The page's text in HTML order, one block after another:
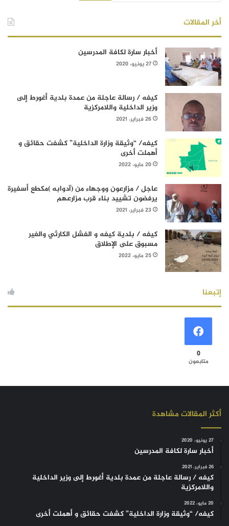
أخر المقالات
أخبار سارة لكافة المدرسين
27 يونيو، 2020
كيفه / رسالة عاجلة من عمدة بلدية أغورط إلى
وزير الداخلية واللامركزية
26 فبراير، 2021
كيفه/ “وثيقة وزارة الداخلية” كشفت حقائق و
أهملت أخرى
20 مايو، 2022
عاجل / مزارعون ووجهاء من (آدوابه )مكطع أسفيرة
يرفضون تشييد بناء قرب مزارعهم
23 فبراير، 2021
كيفه / بلدية كيفه و الفشل الكارثي والغير
مسبوق على الإطلاق
25 مايو، 2022
إتبعنا
0
متابعون
أكثر المقالات مشاهدة
27 يونيو، 2020
أخبار سارة لكافة المدرسين
26 فبراير، 2021
كيفه / رسالة عاجلة من عمدة بلدية أغورط إلى وزير الداخلية
واللامركزية
20 مايو، 2022
كيفه/ “وثيقة وزارة الداخلية” كشفت حقائق و أهملت أخرى